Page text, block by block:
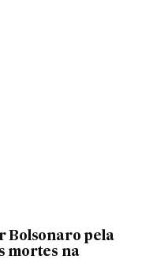
Bolsonaro pela
mortes na